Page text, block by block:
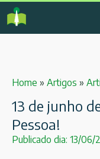
Home » Artigos »
13 de junho
Pessoa!
Publicado dia: 13/06/